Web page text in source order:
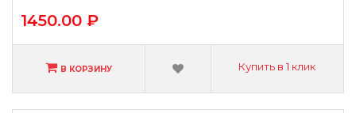
1450.00 ₽
В КОРЗИНУ Купить в 1 клик